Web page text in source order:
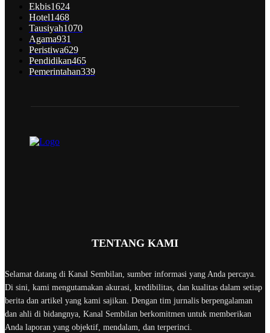
Ekbis1624
Hotel1468
Tausiyah1070
Agama931
Peristiwa629
Pendidikan465
Pemerintahan339
TENTANG KAMI
Selamat datang di Kanal Sembilan, sumber informasi yang Anda percaya.
Di sini, kami mengutamakan akurasi, kredibilitas, dan kualitas dalam setiap
berita dan artikel yang kami sajikan. Dengan tim jurnalis berpengalaman
dan ahli di bidangnya, Kanal Sembilan berkomitmen untuk memberikan
Anda laporan yang objektif, mendalam, dan terperinci.